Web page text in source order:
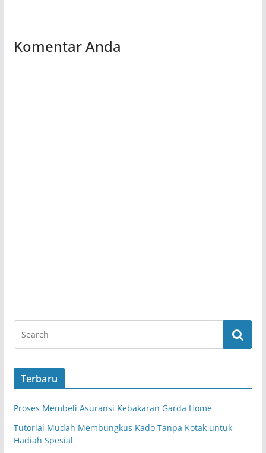
Komentar Anda
Terbaru
Proses Membeli Asuransi Kebakaran Garda Home
Tutorial Mudah Membungkus Kado Tanpa Kotak untuk
Hadiah Spesial